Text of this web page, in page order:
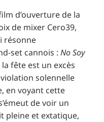
d’ouverture de la
de mixer Cero39,
résonne
set cannois :No Soy
fête est un excès
solennelle
en voyant cette
de voir un
pleine et extatique,